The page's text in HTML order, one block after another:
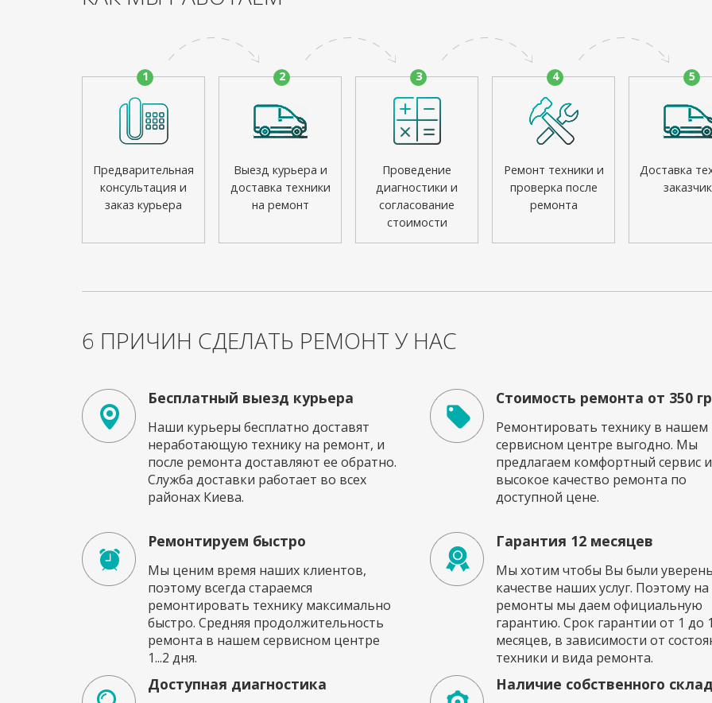
1
Предварительная
консультация и
заказ курьера
2
Выезд курьера и
доставка техники
на ремонт
3
Проведение
диагностики и
согласование
стоимости
4
Ремонт техники и
проверка после
ремонта
5
Доставка
6 ПРИЧИН СДЕЛАТЬ РЕМОНТ У НАС
Бесплатный выезд курьера
Наши курьеры бесплатно доставят
неработающую технику на ремонт, и
после ремонта доставляют ее обратно.
Служба доставки работает во всех
районах Киева.
Стоимость ремонта от 350
Ремонтировать технику в нашем
сервисном центре выгодно. Мы
предлагаем комфортный сервис и
высокое качество ремонта по
доступной цене.
Ремонтируем быстро
Мы ценим время наших клиентов,
поэтому всегда стараемся
ремонтировать технику максимально
быстро. Средняя продолжительность
ремонта в нашем сервисном центре
1...2 дня.
Гарантия 12 месяцев
Мы хотим чтобы Вы были
качестве наших услуг. Поэтому на
ремонты мы даем официальную
гарантию. Срок гарантии от 1 до
месяцев, в зависимости от
техники и вида ремонта.
Доступная диагностика Наличие собственного